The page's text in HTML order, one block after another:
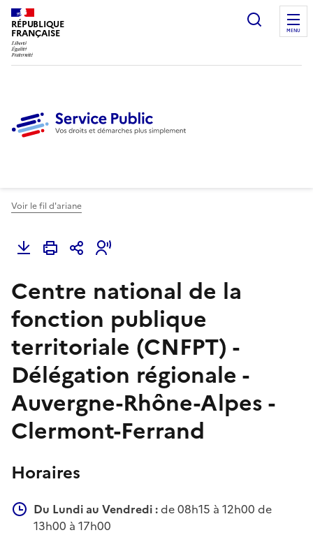
RÉPUBLIQUE
FRANÇAISE
Ouvrir
MENU
Voir le fil d'ariane
Centre national de la
fonction publique
territoriale (CNFPT) -
Délégation régionale -
Auvergne-Rhône-Alpes -
Clermont-Ferrand
Horaires
Du Lundi au Vendredi :de 08h15 à 12h00 de
13h00 à 17h00